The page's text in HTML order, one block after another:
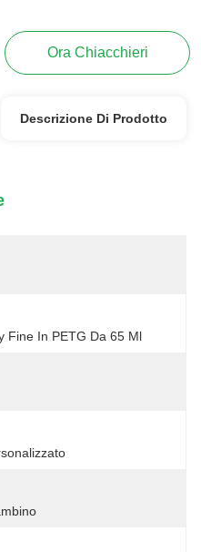
Ora Chiacchieri
Descrizione Di Prodotto
Fine In PETG Da 65 Ml